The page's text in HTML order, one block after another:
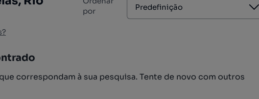
por
Predefinição
correspondam à sua pesquisa. Tente de novo com outros